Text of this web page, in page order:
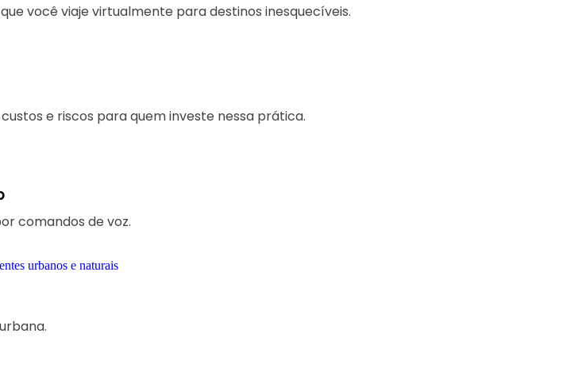
você viaje virtualmente para destinos inesquecíveis.
e riscos para quem investe nessa prática.
comandos de voz.